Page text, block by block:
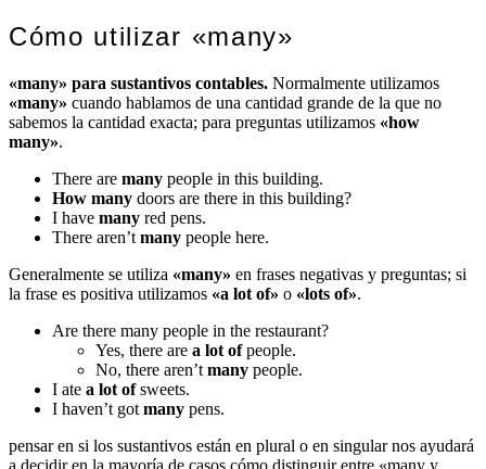
Cómo utilizar «many»
«many» para sustantivos contables. Normalmente utilizamos
«many» cuando hablamos de una cantidad grande de la que no
sabemos la cantidad exacta; para preguntas utilizamos «how
many».
There are many people in this building.
How many doors are there in this building?
I have many red pens.
There aren’t many people here.
Generalmente se utiliza «many» en frases negativas y preguntas; si
la frase es positiva utilizamos «a lot of» o «lots of».
Are there many people in the restaurant?
Yes, there are a lot ofpeople.
No, there aren’t many people.
I ate a lot ofsweets.
I haven’t got many pens.
pensar en si los sustantivos están en plural o en singular nos ayudará
a decidir en la mayoría de casos cómo distinguir entre «many y